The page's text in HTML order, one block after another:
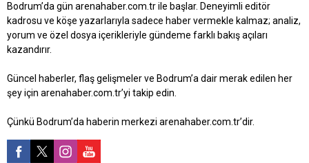
Bodrum’da gün arenahaber.com.tr ile başlar. Deneyimli editör
kadrosu ve köşe yazarlarıyla sadece haber vermekle kalmaz; analiz,
yorum ve özel dosya içerikleriyle gündeme farklı bakış açıları
kazandırır.
Güncel haberler, flaş gelişmeler ve Bodrum’a dair merak edilen her
şey için arenahaber.com.tr’yi takip edin.
Çünkü Bodrum’da haberin merkezi arenahaber.com.tr’dir.